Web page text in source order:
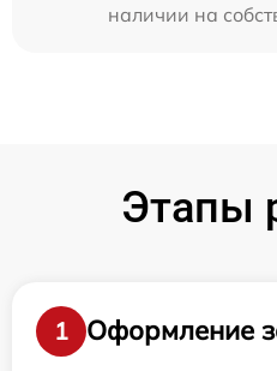
наличии на
Этапы
1
Оформление